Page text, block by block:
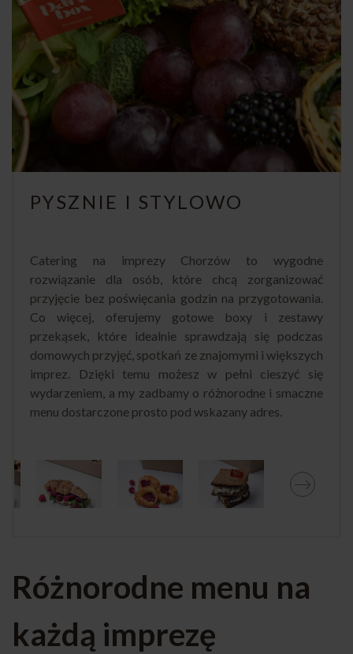
PYSZNIE I STYLOWO
Catering na imprezy Chorzów to wygodne
rozwiązanie dla osób, które chcą zorganizować
przyjęcie bez poświęcania godzin na przygotowania.
Co więcej, oferujemy gotowe boxy i zestawy
przekąsek, które idealnie sprawdzają się podczas
domowych przyjęć, spotkań ze znajomymi i większych
imprez. Dzięki temu możesz w pełni cieszyć się
wydarzeniem, a my zadbamy o różnorodne i smaczne
menu dostarczone prosto pod wskazany adres.
Różnorodne menu na
każdą imprezę